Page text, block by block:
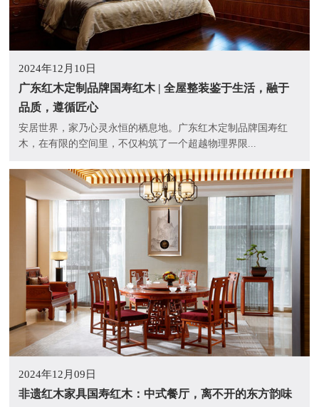
2024年12月10日
广东红木定制品牌国寿红木 | 全屋整装鉴于生活，融于
品质，遵循匠心
安居世界，家乃心灵永恒的栖息地。广东红木定制品牌国寿红
木，在有限的空间里，不仅构筑了一个超越物理界限...
2024年12月09日
非遗红木家具国寿红木：中式餐厅，离不开的东方韵味